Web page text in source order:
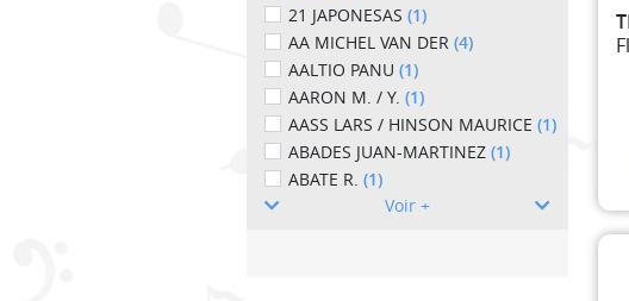
21 JAPONESAS (1)
AA MICHEL VAN DER (4)
AALTIO PANU (1)
AARON M. / Y. (1)
AASS LARS / HINSON MAURICE (1)
ABADES JUAN-MARTINEZ (1)
ABATE R. (1)
Voir +